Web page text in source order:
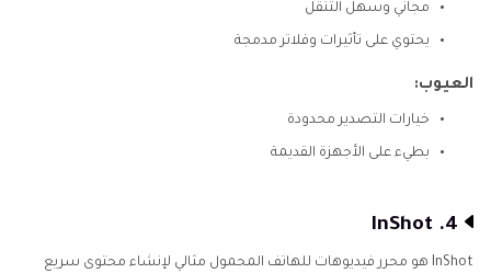
مجاني وسهل التنقل
يحتوي على تأثيرات وفلاتر مدمجة
العيوب:
خيارات التصدير محدودة
بطيء على الأجهزة القديمة
4. InShot
InShot هو محرر فيديوهات للهاتف المحمول مثالي لإنشاء محتوى سريع